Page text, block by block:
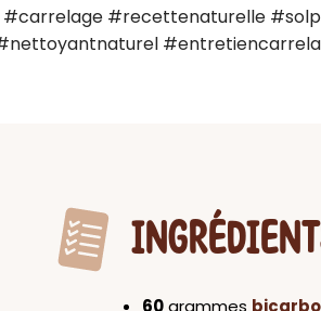
#recettenaturelle
60grammes